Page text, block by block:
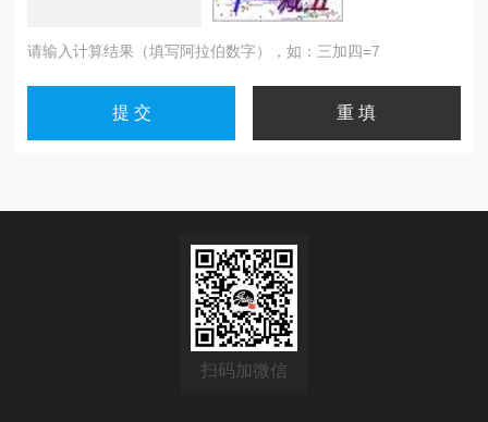
请输入计算结果（填写阿拉伯数字），如：三加四=7
扫码加微信